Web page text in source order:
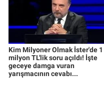
Kim Milyoner Olmak İster'de 1
milyon TL'lik soru açıldı! İşte
geceye damga vuran
yarışmacının cevabı...